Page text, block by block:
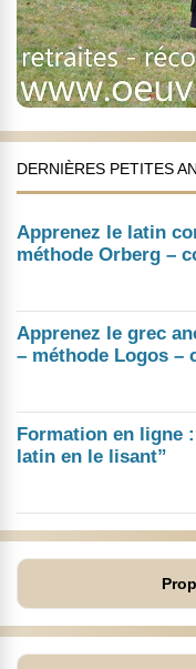
DERNIÈRES PETITES
Apprenez le latin
méthode Orberg –
Apprenez le grec
– méthode Logos –
Formation en ligne
latin en le lisant”